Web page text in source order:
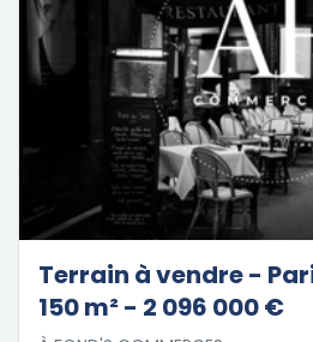
Terrain à vendre -
150 m² - 2 096 000 €